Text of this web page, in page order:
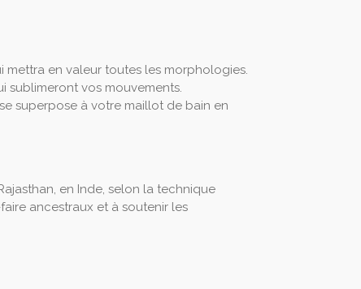
en valeur toutes les morphologies.
sublimeront vos mouvements.
superpose à votre maillot de bain en
en Inde, selon la technique
ancestraux et à soutenir les